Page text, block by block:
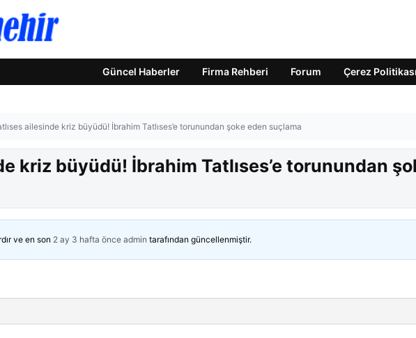
Güncel Haberler Firma Rehberi Forum Çerez Politikası
ailesinde kriz büyüdü! İbrahim Tatlıses’e torunundan şoke eden suçlama
kriz büyüdü! İbrahim Tatlıses’e torunundan
ve en son 2 ay 3 hafta önce admin tarafından güncellenmiştir.